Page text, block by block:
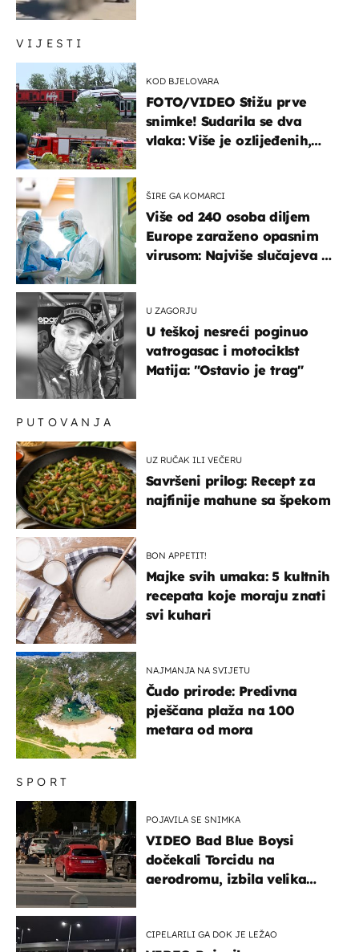
VIJESTI
KOD BJELOVARA
FOTO/VIDEO Stižu prve
snimke! Sudarila se dva
vlaka: Više je ozlijeđenih,
ŠIRE GA KOMARCI
Više od 240 osoba diljem
Europe zaraženo opasnim
virusom: Najviše slučajeva u
U ZAGORJU
U teškoj nesreći poginuo
vatrogasac i motociklst
Matija: "Ostavio je trag"
SPORT
POJAVILA SE SNIMKA
VIDEO Bad Blue Boysi
dočekali Torcidu na
aerodromu, izbila velika
CIPELARILI GA DOK JE LEŽAO
PUTOVANJA
UZ RUČAK ILI VEČERU
Savršeni prilog: Recept za
najfinije mahune sa špekom
BON APPETIT!
Majke svih umaka: 5 kultnih
recepata koje moraju znati
svi kuhari
NAJMANJA NA SVIJETU
Čudo prirode: Predivna
pješčana plaža na 100
metara od mora